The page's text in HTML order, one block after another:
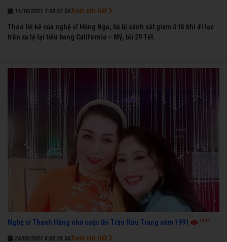
11/10/2021 7:00:52 SA
Theo lời kể của nghệ sĩ Hồng Nga, bà bị cảnh sát giam ô tô khi đi lạc
trên xa lộ tại tiểu bang California – Mỹ, tối 29 Tết.
Xem chi tiết
Nghệ sĩ Thanh Hằng nhớ cuộc thi Trần Hữu Trang năm 1991 1927
24/09/2021 8:02:26 SAXem chi tiết